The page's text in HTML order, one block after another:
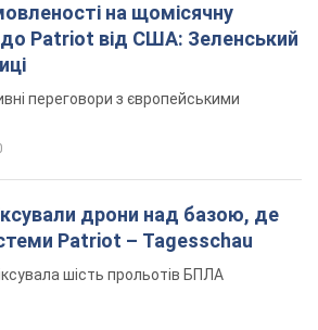
на щомісячну
Patriot від США: Зеленський
переговори з європейськими
дрони над базою, де
Patriot – Tagesschau
шість прольотів БПЛА